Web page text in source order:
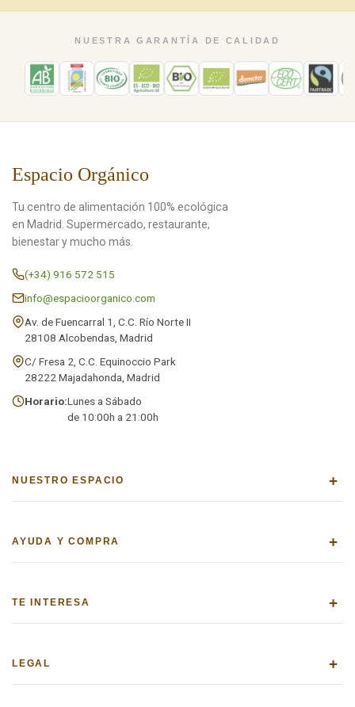
NUESTRA GARANTÍA DE CALIDAD
Espacio Orgánico
Tu centro de alimentación 100% ecológica
en Madrid. Supermercado, restaurante,
bienestar y mucho más.
(+34) 916 572 515
info@espacioorganico.com
Av. de Fuencarral 1, C.C. Río Norte II
28108 Alcobendas, Madrid
C/ Fresa 2, C.C. Equinoccio Park
28222 Majadahonda, Madrid
Horario:Lunes a Sábado
de 10:00h a 21:00h
NUESTRO ESPACIO +
AYUDA Y COMPRA +
TE INTERESA +
LEGAL +